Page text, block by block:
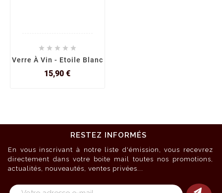
    
Verre À Vin - Etoile Blanc
15,90 €Prix
RESTEZ INFORMÉS
En vous inscrivant à notre liste d'émission, vous recevrez
directement dans votre boite mail toutes nos promotions,
actualités, nouveautés, ventes privées...